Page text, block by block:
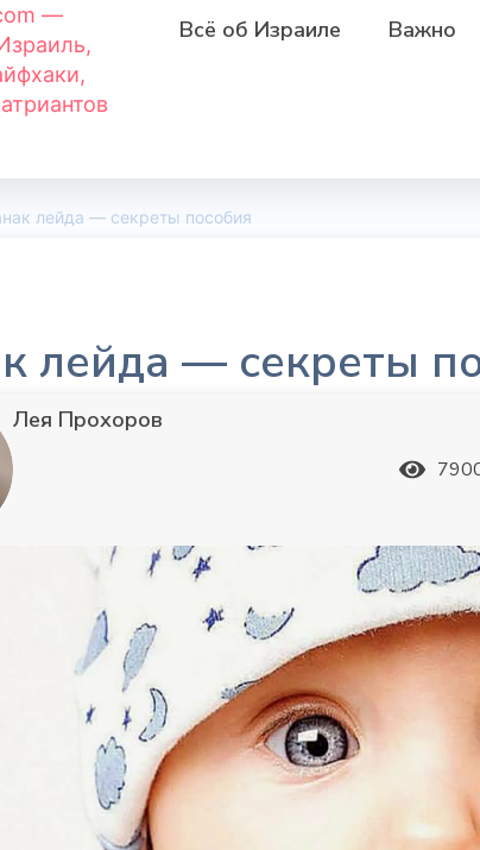
Всё об Израиле Важно
лейда — секреты пособия
лейда — секреты
Лея Прохоров